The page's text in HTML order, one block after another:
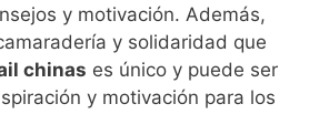
y ​motivación. Además,​
y solidaridad que
chinas es único y ⁣puede ser
y motivación para los